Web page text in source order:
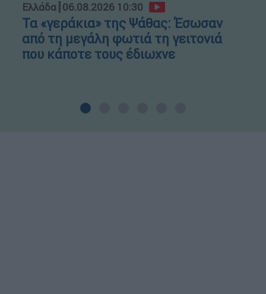
Ελλάδα┋06.08.2026 10:30
Τα «γεράκια» της Ψάθας: Έσωσαν
από τη μεγάλη φωτιά τη γειτονιά
που κάποτε τους έδιωχνε